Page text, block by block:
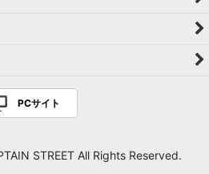
PCサイト
STREET All Rights Reserved.